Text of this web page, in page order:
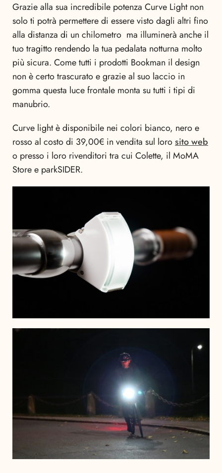
Grazie alla sua incredibile potenza Curve Light non
solo ti potrà permettere di essere visto dagli altri fino
alla distanza di un chilometro ma illuminerà anche il
tuo tragitto rendendo la tua pedalata notturna molto
più sicura. Come tutti i prodotti Bookman il design
non è certo trascurato e grazie al suo laccio in
gomma questa luce frontale monta su tutti i tipi di
manubrio.
Curve light è disponibile nei colori bianco, nero e
rosso al costo di 39,00€ in vendita sul lorosito web
o presso i loro rivenditori tra cui Colette, il MoMA
Store e parkSIDER.